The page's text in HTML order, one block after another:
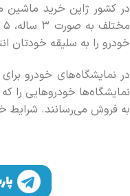
در کشور ژاپن خرید ماشین
خودرو را به سلیقه خودتان
در نمایشگاه‌های خودرو
نمایشگاه‌ها خودروهایی را
به فروش می‌رسانند. شرایط